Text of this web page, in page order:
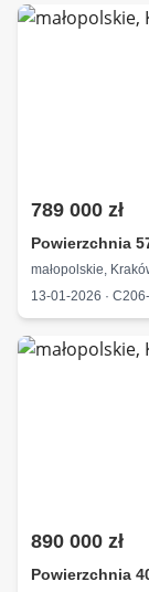
789 000 zł
Powierzchnia
małopolskie,
13-01-2026 ·
890 000 zł
Powierzchnia